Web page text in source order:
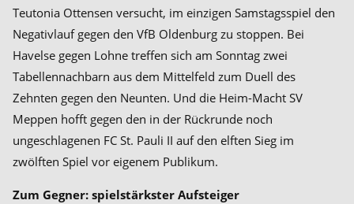
Teutonia Ottensen versucht, im einzigen Samstagsspiel den
Negativlauf gegen den VfB Oldenburg zu stoppen. Bei
Havelse gegen Lohne treffen sich am Sonntag zwei
Tabellennachbarn aus dem Mittelfeld zum Duell des
Zehnten gegen den Neunten. Und die Heim-Macht SV
Meppen hofft gegen den in der Rückrunde noch
ungeschlagenen FC St. Pauli II auf den elften Sieg im
zwölften Spiel vor eigenem Publikum.
Zum Gegner: spielstärkster Aufsteiger